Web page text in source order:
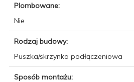
Plombowane:
Nie
Rodzaj budowy:
Puszka/skrzynka podłączeniowa
Sposób montażu: